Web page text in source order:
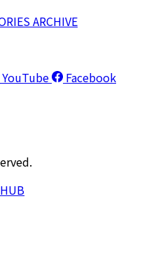
ARCHIVE
YouTube
Facebook